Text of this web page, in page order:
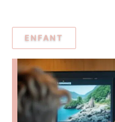
ENFANT